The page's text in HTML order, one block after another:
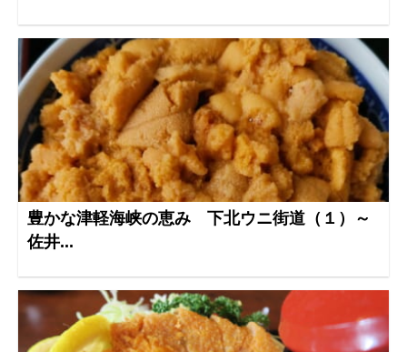
豊かな津軽海峡の恵み 下北ウニ街道（１）～
佐井...